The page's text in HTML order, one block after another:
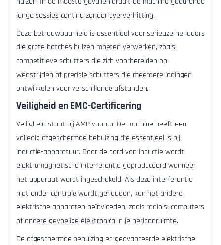
lange sessies continu zonder oververhitting.
Deze betrouwbaarheid is essentieel voor serieuze herladers
die grote batches hulzen moeten verwerken, zoals
competitieve schutters die zich voorbereiden op
wedstrijden of precisie schutters die meerdere ladingen
ontwikkelen voor verschillende afstanden.
Veiligheid en EMC-Certificering
Veiligheid staat bij AMP voorop. De machine heeft een
volledig afgeschermde behuizing die essentieel is bij
inductie-apparatuur. Door de aard van inductie wordt
elektromagnetische interferentie geproduceerd wanneer
het apparaat wordt ingeschakeld. Als deze interferentie
niet onder controle wordt gehouden, kan het andere
elektrische apparaten beïnvloeden, zoals radio's, computers
of andere gevoelige elektronica in je herlaadruimte.
De afgeschermde behuizing en geavanceerde elektrische